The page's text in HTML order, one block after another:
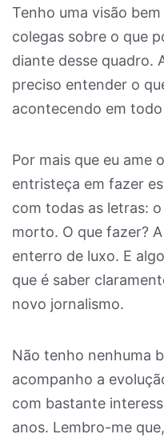
Tenho uma visão
colegas sobre o que
diante desse quadro.
preciso entender o
acontecendo em
Por mais que eu ame
entristeça em fazer
com todas as letras:
morto. O que fazer?
enterro de luxo. E
que é saber
novo jornalismo.
Não tenho nenhuma
acompanho a
com bastante
anos. Lembro-me